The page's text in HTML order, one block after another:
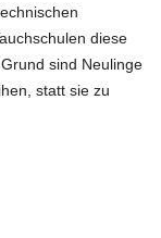
diese
sind Neulinge
statt sie zu